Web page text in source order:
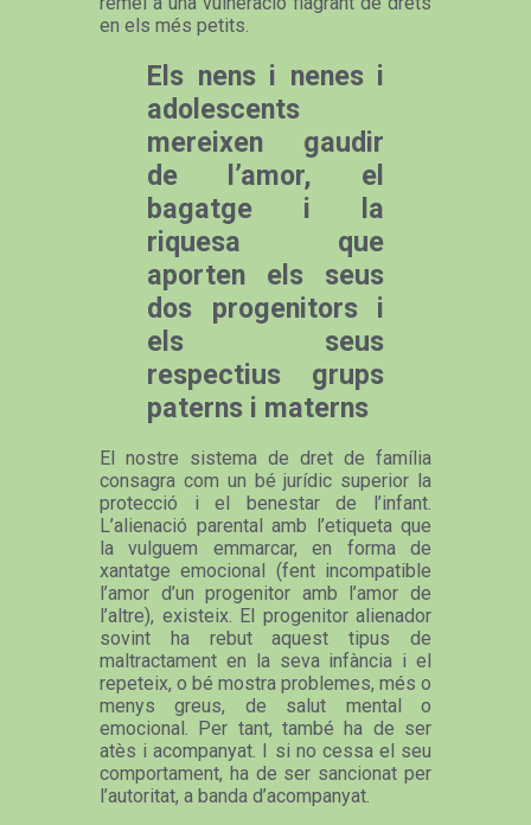
en els més petits.
Els nens i nenes i
adolescents
mereixen gaudir
de l’amor, el
bagatge i la
riquesa que
aporten els seus
dos progenitors i
els seus
respectius grups
paterns i materns
El nostre sistema de dret de família
consagra com un bé jurídic superior la
protecció i el benestar de l’infant.
L’alienació parental amb l’etiqueta que
la vulguem emmarcar, en forma de
xantatge emocional (fent incompatible
l’amor d’un progenitor amb l’amor de
l’altre), existeix. El progenitor alienador
sovint ha rebut aquest tipus de
maltractament en la seva infància i el
repeteix, o bé mostra problemes, més o
menys greus, de salut mental o
emocional. Per tant, també ha de ser
atès i acompanyat. I si no cessa el seu
comportament, ha de ser sancionat per
l’autoritat, a banda d’acompanyat.